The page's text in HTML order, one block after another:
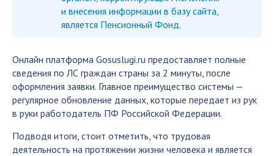
и внесения информации в базу сайта,
является Пенсионный Фонд.
Онлайн платформа Gosuslugi.ru предоставляет полные
сведения по ЛС граждан страны за 2 минуты, после
оформления заявки. Главное преимущество системы —
регулярное обновление данных, которые передает из рук
в руки работодатель ПФ Российской Федерации.
Подводя итоги, стоит отметить, что трудовая
деятельность на протяжении жизни человека и является